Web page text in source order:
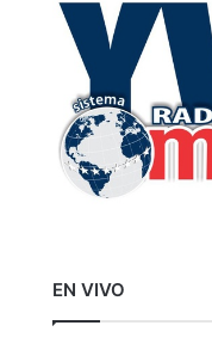
EN VIVO